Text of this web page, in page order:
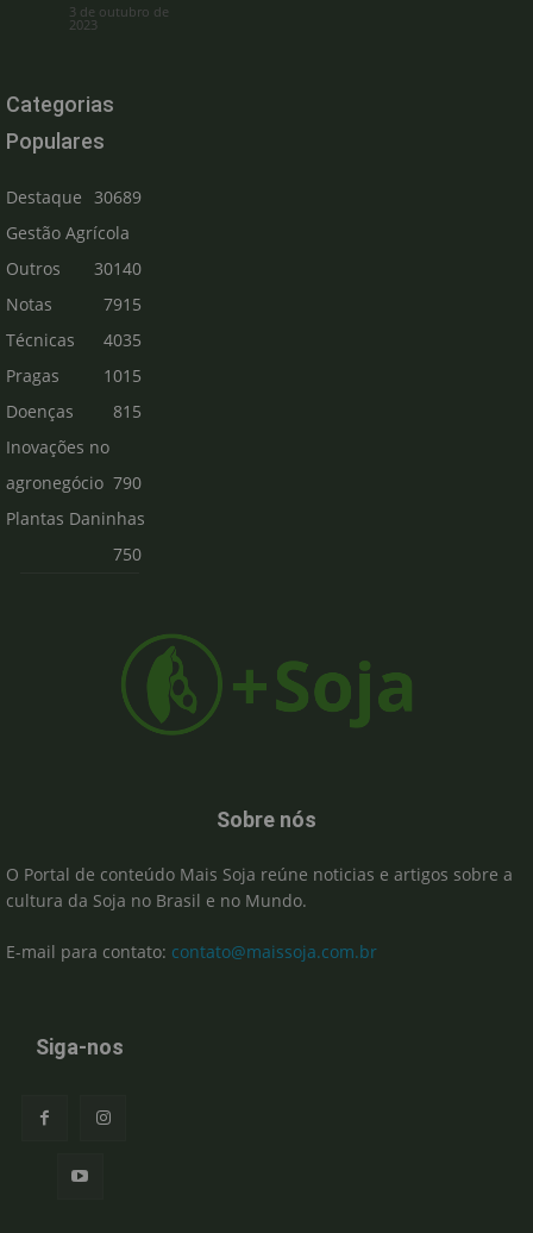
3 de outubro de
2023
Categorias
Populares
Destaque
30689
Gestão Agrícola
30140
Outros
7915
Notas
Técnicas
4035
Pragas
1015
Doenças
815
Inovações no
agronegócio 790
Plantas Daninhas
750
Sobre nós
O Portal de conteúdo Mais Soja reúne noticias e artigos sobre a
cultura da Soja no Brasil e no Mundo.
E-mail para contato: contato@maissoja.com.br
Siga-nos